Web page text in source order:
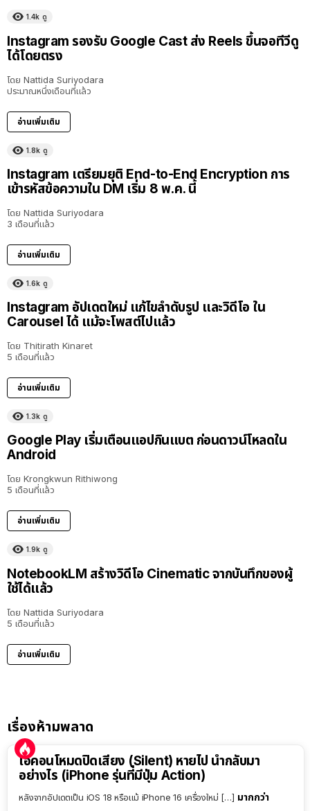
1.4k ดู
Instagram รองรับ Google Cast ส่ง Reels ขึ้นจอทีวีดู
ได้โดยตรง
โดย Nattida Suriyodara
ประมาณหนึ่งเดือนที่แล้ว
อ่านเพิ่มเติม
1.8k ดู
Instagram เตรียมยุติ End-to-End Encryption การ
เข้ารหัสข้อความใน DM เริ่ม 8 พ.ค. นี้
โดย Nattida Suriyodara
3 เดือนที่แล้ว
อ่านเพิ่มเติม
1.6k ดู
Instagram อัปเดตใหม่ แก้ไขลำดับรูป และวิดีโอ ใน
Carousel ได้ แม้จะโพสต์ไปแล้ว
โดย Thitirath Kinaret
5 เดือนที่แล้ว
อ่านเพิ่มเติม
1.3k ดู
Google Play เริ่มเตือนแอปกินแบต ก่อนดาวน์โหลดใน
Android
โดย Krongkwun Rithiwong
5 เดือนที่แล้ว
อ่านเพิ่มเติม
1.9k ดู
NotebookLM สร้างวิดีโอ Cinematic จากบันทึกของผู้
ใช้ได้แล้ว
โดย Nattida Suriyodara
5 เดือนที่แล้ว
อ่านเพิ่มเติม
เรื่องห้ามพลาด
ไอคอนโหมดปิดเสียง (Silent) หายไป นำกลับมา
อย่างไร (iPhone รุ่นที่มีปุ่ม Action)
หลังจากอัปเดตเป็น iOS 18 หรือแม้ iPhone 16 เครื่องใหม่ […] มากกว่า